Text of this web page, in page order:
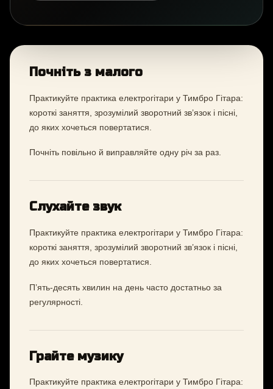
Почніть з малого
Практикуйте практика електрогітари у Тимбро Гітара:
короткі заняття, зрозумілий зворотний зв’язок і пісні,
до яких хочеться повертатися.
Почніть повільно й виправляйте одну річ за раз.
Слухайте звук
Практикуйте практика електрогітари у Тимбро Гітара:
короткі заняття, зрозумілий зворотний зв’язок і пісні,
до яких хочеться повертатися.
П’ять-десять хвилин на день часто достатньо за
регулярності.
Грайте музику
Практикуйте практика електрогітари у Тимбро Гітара: